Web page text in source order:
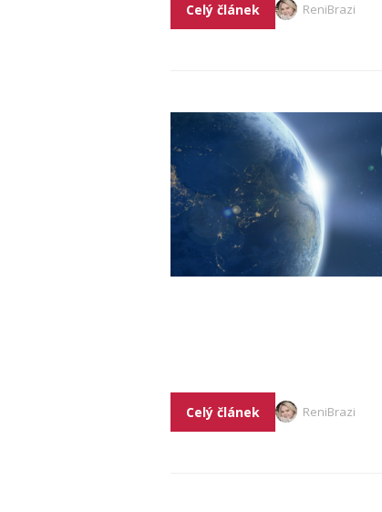
Celý článek ReniBrazi
Celý článek ReniBrazi